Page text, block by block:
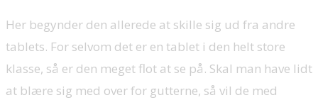
Her begynder den allerede at skille sig ud fra andre
tablets. For selvom det er en tablet i den helt store
klasse, så er den meget flot at se på. Skal man have lidt
at blære sig med over for gutterne, så vil de med